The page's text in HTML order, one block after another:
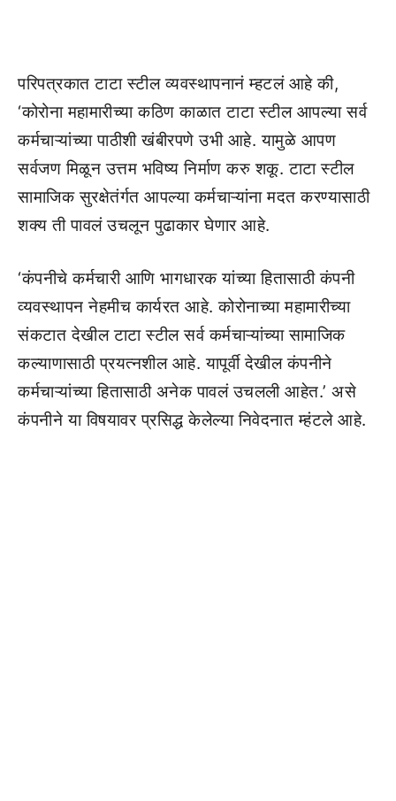
परिपत्रकात टाटा स्टील व्यवस्थापनानं म्हटलं आहे की,
‘कोरोना महामारीच्या कठिण काळात टाटा स्टील आपल्या सर्व
कर्मचाऱ्यांच्या पाठीशी खंबीरपणे उभी आहे. यामुळे आपण
सर्वजण मिळून उत्तम भविष्य निर्माण करु शकू. टाटा स्टील
सामाजिक सुरक्षेतंर्गत आपल्या कर्मचाऱ्यांना मदत करण्यासाठी
शक्य ती पावलं उचलून पुढाकार घेणार आहे.
‘कंपनीचे कर्मचारी आणि भागधारक यांच्या हितासाठी कंपनी
व्यवस्थापन नेहमीच कार्यरत आहे. कोरोनाच्या महामारीच्या
संकटात देखील टाटा स्टील सर्व कर्मचाऱ्यांच्या सामाजिक
कल्याणासाठी प्रयत्नशील आहे. यापूर्वी देखील कंपनीने
कर्मचाऱ्यांच्या हितासाठी अनेक पावलं उचलली आहेत.’ असे
कंपनीने या विषयावर प्रसिद्ध केलेल्या निवेदनात म्हंटले आहे.